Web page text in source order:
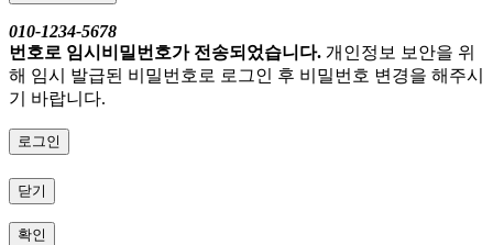
010-1234-5678
번호로 임시비밀번호가 전송되었습니다. 개인정보 보안을 위
해 임시 발급된 비밀번호로 로그인 후 비밀번호 변경을 해주시
기 바랍니다.
로그인
닫기
확인